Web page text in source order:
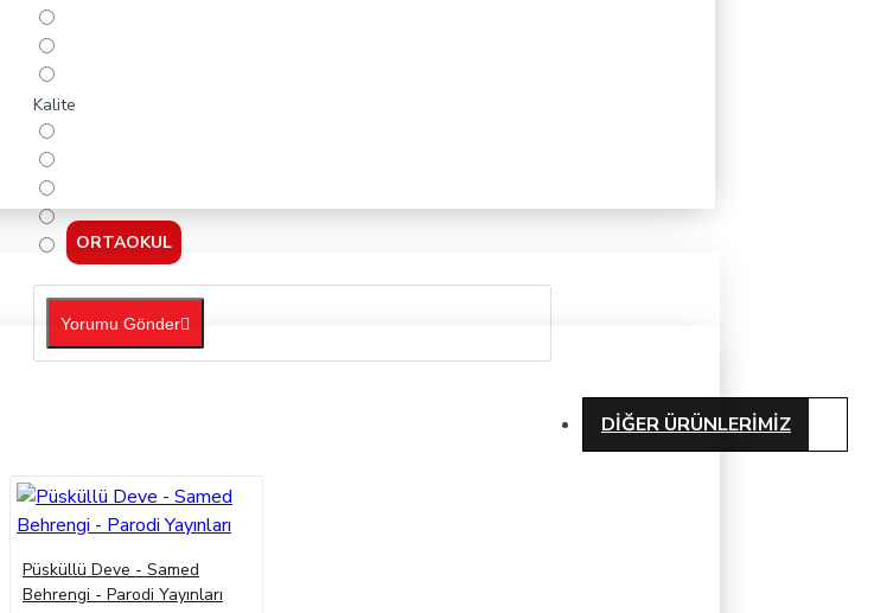
ORTAOKUL
Kalite
Yorumu Gönder
DIĞER ÜRÜNLERIMIZ
Püsküllü Deve - Samed
Behrengi - Parodi Yayınları